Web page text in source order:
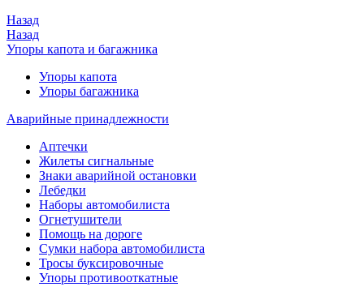
Назад
Назад
Упоры капота и багажника
Упоры капота
Упоры багажника
Аварийные принадлежности
Аптечки
Жилеты сигнальные
Знаки аварийной остановки
Лебедки
Наборы автомобилиста
Огнетушители
Помощь на дороге
Сумки набора автомобилиста
Тросы буксировочные
Упоры противооткатные